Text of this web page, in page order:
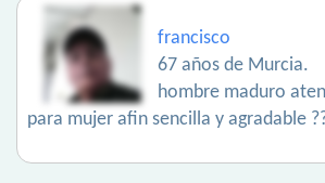
francisco
67 años de Murcia.
hombre maduro
para mujer afin sencilla y agradable